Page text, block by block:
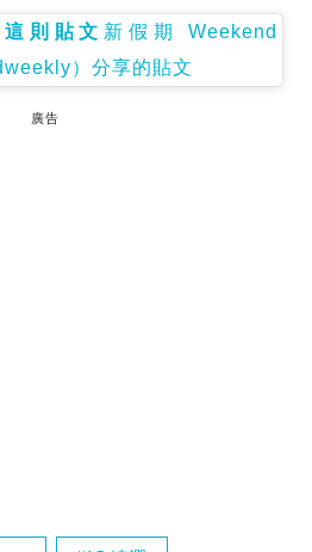
則貼文 新假期 Weekend
）分享的貼文
廣告